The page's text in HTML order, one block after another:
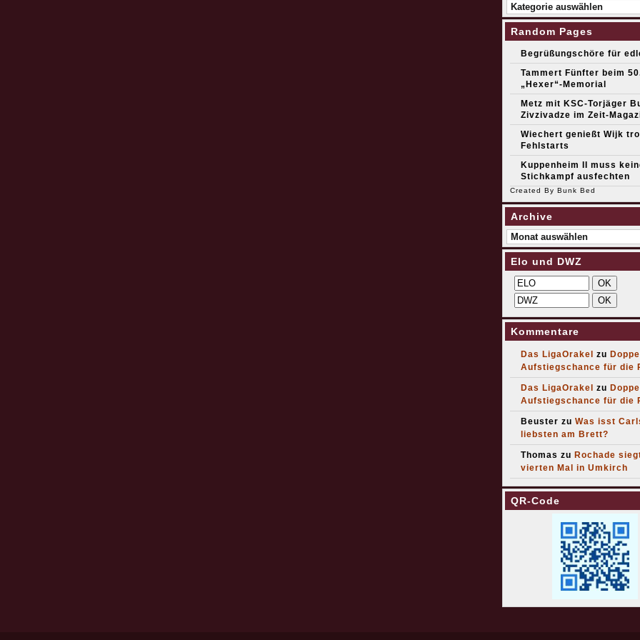
Kategorien
Random Pages
Begrüßungschöre für
Tammert Fünfter beim
„Hexer“-Memorial
Metz mit KSC-Torjäger
Zivzivadze im Zeit-
Wiechert genießt Wijk
Fehlstarts
Kuppenheim II muss
Stichkampf ausfechten
Created By Bunk Bed
Archive
Archive
Elo und DWZ
Kommentare
Das LigaOrakel zu
Aufstiegschance für die
Das LigaOrakel zu
Aufstiegschance für die
Beuster zu Was isst
liebsten am Brett?
Thomas zu Rochade
vierten Mal in Umkirch
QR-Code